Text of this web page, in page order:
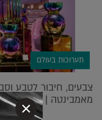
תערוכות בעולם
צבעים, חיבור לטבע
מאמבינטה |
×